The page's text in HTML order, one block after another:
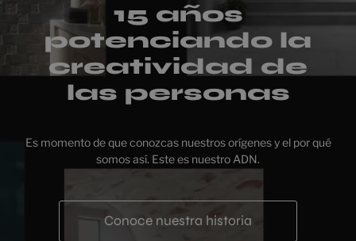
15 años
potenciando la
creatividad de
las personas
Es momento de que conozcas nuestros orígenes y el por qué
somos así. Este es nuestro ADN.
Conoce nuestra historia